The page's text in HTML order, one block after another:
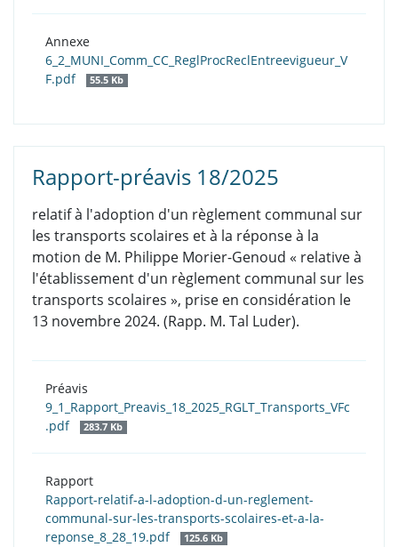
Annexe
6_2_MUNI_Comm_CC_ReglProcReclEntreevigueur_V
F.pdf
55.5 Kb
Rapport-préavis 18/2025
relatif à l'adoption d'un règlement communal sur
les transports scolaires et à la réponse à la
motion de M. Philippe Morier-Genoud « relative à
l'établissement d'un règlement communal sur les
transports scolaires », prise en considération le
13 novembre 2024. (Rapp. M. Tal Luder).
Préavis
9_1_Rapport_Preavis_18_2025_RGLT_Transports_VFc
.pdf
283.7 Kb
Rapport
Rapport-relatif-a-l-adoption-d-un-reglement-
communal-sur-les-transports-scolaires-et-a-la-
reponse_8_28_19.pdf
125.6 Kb